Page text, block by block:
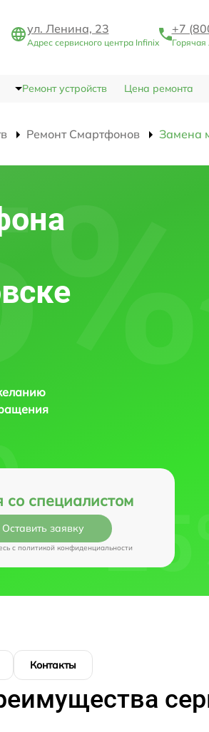
ул. Ленина, 23
Адрес сервисного центра Infinix
+7
Горячая
Ремонт устройств Цена ремонта
Ремонт Смартфонов Замена
со специалистом
Оставить заявку
c политикой конфиденциальности
Контакты